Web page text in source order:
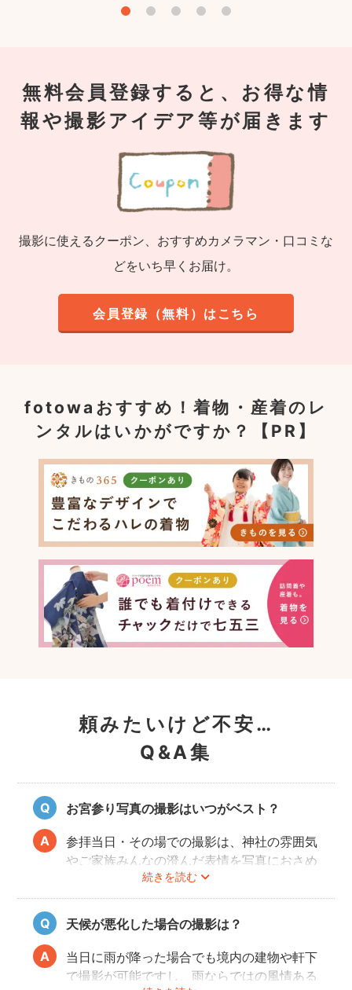
無料会員登録すると、お得な情
報や撮影アイデア等が届きます
撮影に使えるクーポン、おすすめカメラマン・口コミな
どをいち早くお届け。
会員登録（無料）はこちら
fotowaおすすめ！着物・産着のレ
ンタルはいかがですか？【PR】
頼みたいけど不安…
Q&A集
お宮参り写真の撮影はいつがベスト？
続きを読む
参拝当日・その場での撮影は、神社の雰囲気
やご家族みんなの澄んだ表情を写真におさめ
ることできオススメですが、当日は慌ただし
くて撮影はちょっと…という場合でも、出発
前のご自宅や参拝後のお食事会など想い出に
残る記念写真を撮影できます。
天候が悪化した場合の撮影は？
当日に雨が降った場合でも境内の建物や軒下
で撮影が可能ですし、雨ならではの風情ある